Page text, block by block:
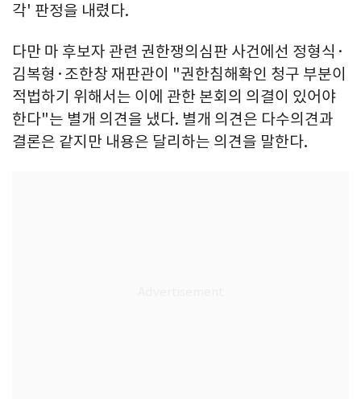
각' 판정을 내렸다.
다만 마 후보자 관련 권한쟁의심판 사건에선 정형식·
김복형·조한창 재판관이 "권한침해확인 청구 부분이
적법하기 위해서는 이에 관한 본회의 의결이 있어야
한다"는 별개 의견을 냈다. 별개 의견은 다수의견과
결론은 같지만 내용은 달리하는 의견을 말한다.